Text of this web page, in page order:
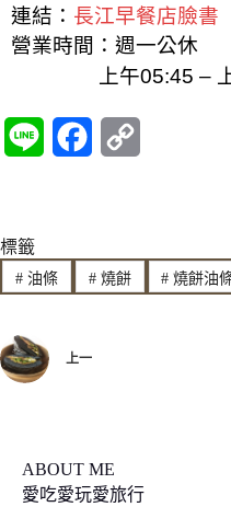
連結： 長江早餐店臉書
營業時間：週一公休
上午05:45 – 上
e e
b
y
L
標籤
#油條 #燒餅 # 燒餅油
上一
ABOUT ME
愛吃愛玩愛旅行